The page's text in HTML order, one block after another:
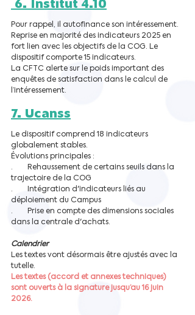
Pour rappel, il autofinance son intéressement.
Reprise en majorité des indicateurs 2025 en
fort lien avec les objectifs de la COG. Le
dispositif comporte 15 indicateurs.
La CFTC alerte sur le poids important des
enquêtes de satisfaction dans le calcul de
l’intéressement.
7. Ucanss
Le dispositif comprend 18 indicateurs
globalement stables.
Évolutions principales :
·        Rehaussement de certains seuils dans la
trajectoire de la COG
·        Intégration d'indicateurs liés au
déploiement du Campus
·        Prise en compte des dimensions sociales
dans la centrale d'achats.
Calendrier
Les textes vont désormais être ajustés avec la
tutelle.
Les textes (accord et annexes techniques)
sont ouverts à la signature jusqu’au 16 juin
2026.